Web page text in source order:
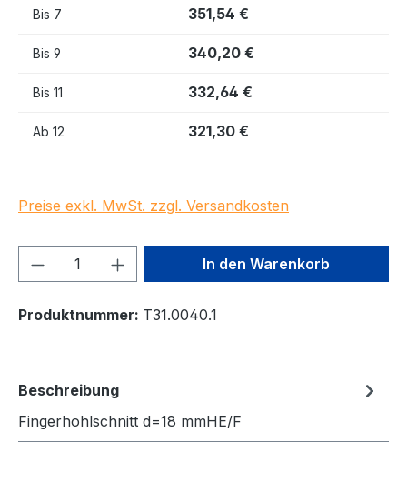
Bis 7 351,54 €
Bis 9 340,20 €
Bis 11 332,64 €
Ab 12 321,30 €
Preise exkl. MwSt. zzgl. Versandkosten
Produkt Anzahl: Gib denIn den Warenkorb
Produktnummer: T31.0040.1
Beschreibung
Fingerhohlschnitt d=18 mmHE/F